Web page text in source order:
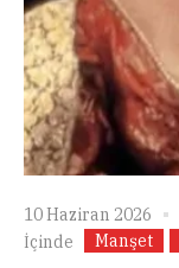
10 Haziran 2026
İçinde
Manşet